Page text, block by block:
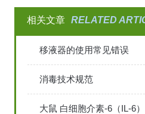
相关文章 RELATED
移液器的使用常见错误
消毒技术规范